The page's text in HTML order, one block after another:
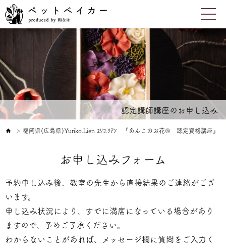
認定講師講座のお申し込み
＞ 福岡県(広島県)Yuriko.Lien ﾕﾘｺ.ﾘｱﾝ 『あんこのお花® 認定資格講座』
お申し込みフォーム
予約申し込み後、教室の先生から直接結果のご連絡がござ
います。
申し込み状況により、すでに満席になっている場合があり
ますので、予めご了承ください。
わからないことがあれば、メッセージ欄に質問をご入力く